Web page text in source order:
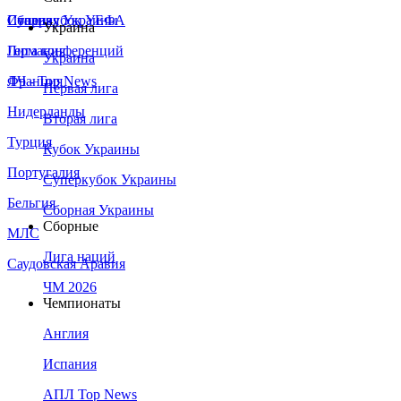
Сборная Украины
Италия
Германия
Франция
Нидерланды
Турция
Португалия
Бельгия
МЛС
Саудовская Аравия
Суперкубок УЕФА
Лига конференций
ЛЧ - Top News
Украина
Украина
Первая лига
Вторая лига
Кубок Украины
Суперкубок Украины
Сборная Украины
Сборные
Лига наций
ЧМ 2026
Чемпионаты
Англия
Испания
АПЛ Top News